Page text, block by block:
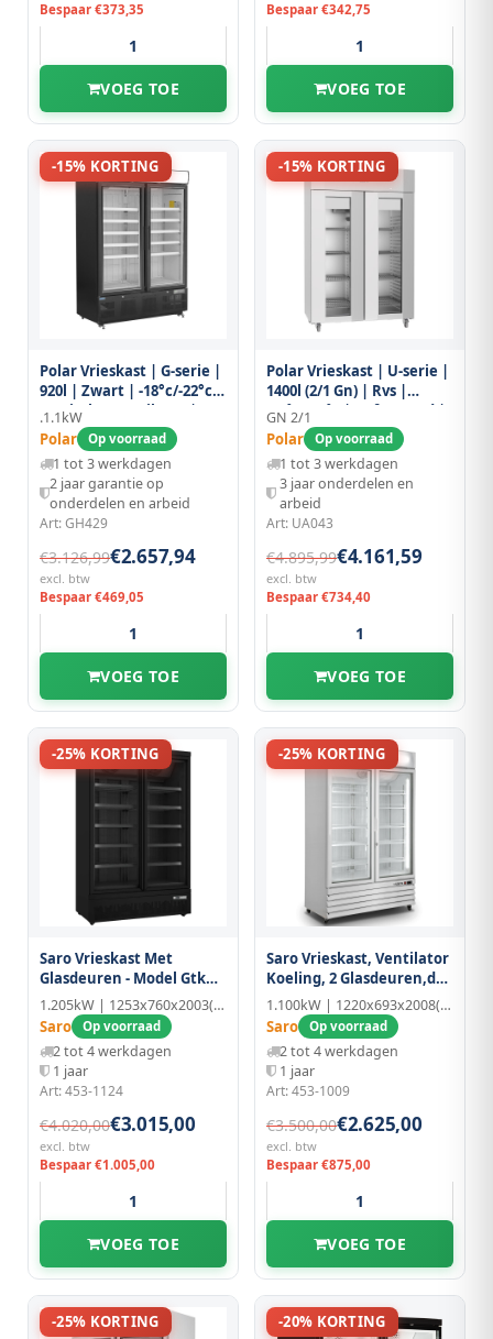
Bespaar €373,35
VOEG TOE
Bespaar €342,75
VOEG TOE
-15% KORTING
Polar Vrieskast | G-serie |
920l | Zwart | -18°c/-22°c |
Statisch + Ventilator |
Draaideuren | Wielen |
1370x720x2022(h)mm
.1.1kW
Polar Op voorraad
1 tot 3 werkdagen
2 jaar garantie op
onderdelen en arbeid
Art: GH429
€3.126,99€2.657,94
excl. btw
Bespaar €469,05
VOEG TOE
-15% KORTING
Polar Vrieskast | U-serie |
1400l (2/1 Gn) | Rvs |
-10°c/-22°c | Geforceerd |
Draaideuren | Wielen
(geremd) |
1400x810x2150(h)mm
GN 2/1
Polar Op voorraad
1 tot 3 werkdagen
3 jaar onderdelen en
arbeid
Art: UA043
€4.895,99€4.161,59
excl. btw
Bespaar €734,40
VOEG TOE
-25% KORTING
Saro Vrieskast Met
Glasdeuren - Model Gtk
930 Pro
1.205kW | 1253x760x2003(h)mm | Aluminium
Saro Op voorraad
2 tot 4 werkdagen
1 jaar
Art: 453-1124
€4.020,00€3.015,00
excl. btw
Bespaar €1.005,00
VOEG TOE
-25% KORTING
Saro Vrieskast, Ventilator
Koeling, 2 Glasdeuren,d
800
1.100kW | 1220x693x2008(h)mm | Geëmailleerd/Kunststof
Saro Op voorraad
2 tot 4 werkdagen
1 jaar
Art: 453-1009
€3.500,00€2.625,00
excl. btw
Bespaar €875,00
VOEG TOE
-25% KORTING -20% KORTING